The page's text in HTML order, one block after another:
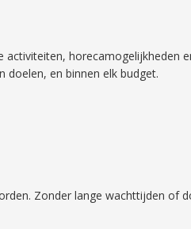
doelen, en binnen elk budget.
Zonder lange wachttijden of